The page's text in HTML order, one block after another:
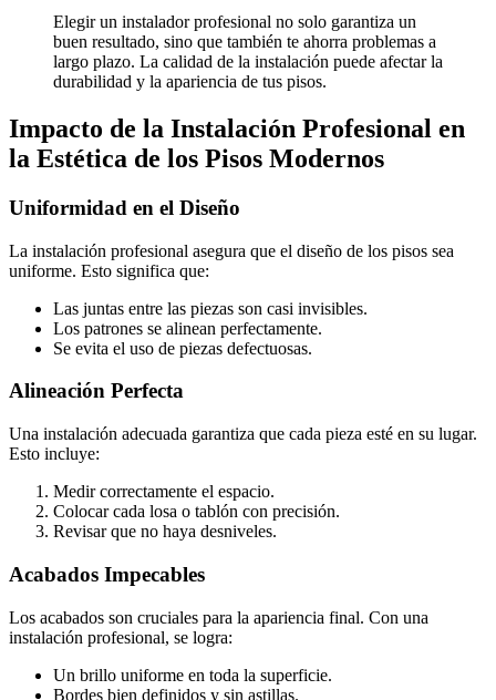
Elegir un instalador profesional no solo garantiza un
buen resultado, sino que también te ahorra problemas a
largo plazo. La calidad de la instalación puede afectar la
durabilidad y la apariencia de tus pisos.
Impacto de la Instalación Profesional en
la Estética de los Pisos Modernos
Uniformidad en el Diseño
La instalación profesional asegura que el diseño de los pisos sea
uniforme. Esto significa que:
Las juntas entre las piezas son casi invisibles.
Los patrones se alinean perfectamente.
Se evita el uso de piezas defectuosas.
Alineación Perfecta
Una instalación adecuada garantiza que cada pieza esté en su lugar.
Esto incluye:
Medir correctamente el espacio.
Colocar cada losa o tablón con precisión.
Revisar que no haya desniveles.
Acabados Impecables
Los acabados son cruciales para la apariencia final. Con una
instalación profesional, se logra:
Un brillo uniforme en toda la superficie.
Bordes bien definidos y sin astillas.